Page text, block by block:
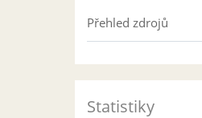
Přehled zdrojů
Statistiky